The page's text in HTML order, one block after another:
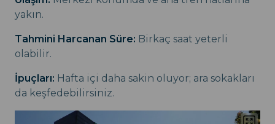
yakın.
Tahmini Harcanan Süre: Birkaç saat yeterli
olabilir.
İpuçları: Hafta içi daha sakin oluyor; ara sokakları
da keşfedebilirsiniz.